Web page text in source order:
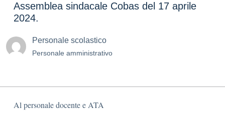
Assemblea sindacale Cobas del 17 aprile
2024.
Personale scolastico
Personale amministrativo
Al personale docente e ATA